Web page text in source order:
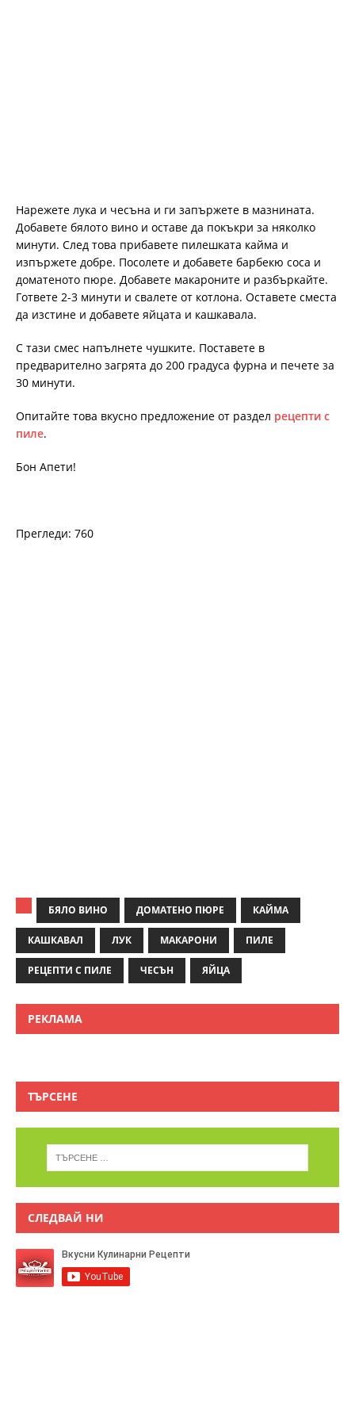
Нарежете лука и чесъна и ги запържете в мазнината.
Добавете бялото вино и оставе да покъкри за няколко
минути. След това прибавете пилешката кайма и
изпържете добре. Посолете и добавете барбекю соса и
доматеното пюре. Добавете макароните и разбъркайте.
Гответе 2-3 минути и свалете от котлона. Оставете сместа
да изстине и добавете яйцата и кашкавала.
С тази смес напълнете чушките. Поставете в
предварително загрята до 200 градуса фурна и печете за
30 минути.
Опитайте това вкусно предложение от раздел рецепти с
пиле.
Бон Апети!
Прегледи: 760
БЯЛО ВИНО ДОМАТЕНО ПЮРЕ КАЙМА
КАШКАВАЛ ЛУК МАКАРОНИ ПИЛЕ
РЕЦЕПТИ С ПИЛЕ ЧЕСЪН ЯЙЦА
РЕКЛАМА
ТЪРСЕНЕ
СЛЕДВАЙ НИ